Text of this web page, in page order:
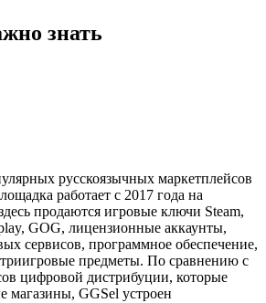
знать
русскоязычных маркетплейсов
работает с 2017 года на
продаются игровые ключи Steam,
GOG, лицензионные аккаунты,
сервисов, программное обеспечение,
предметы. По сравнению с
цифровой дистрибуции, которые
магазины, GGSel устроен